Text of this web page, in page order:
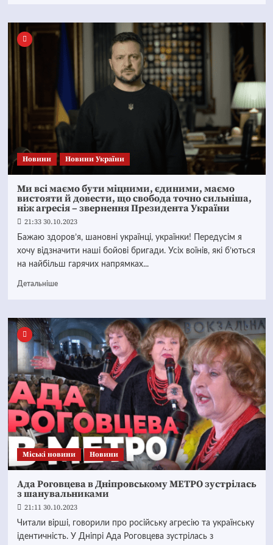
Новини Новини України
Ми всі маємо бути міцними, єдиними, маємо
вистояти й довести, що свобода точно сильніша,
ніж агресія – звернення Президента України
21:33 30.10.2023
Бажаю здоров’я, шановні українці, українки! Передусім я
хочу відзначити наші бойові бригади. Усіх воїнів, які б’ються
на найбільш гарячих напрямках...
Детальніше
Mіські новини Новини
Ада Роговцева в Дніпровському МЕТРО зустрілась
з шанувальниками
21:11 30.10.2023
Читали вірші, говорили про російську агресію та українську
ідентичність. У Дніпрі Ада Роговцева зустрілась з